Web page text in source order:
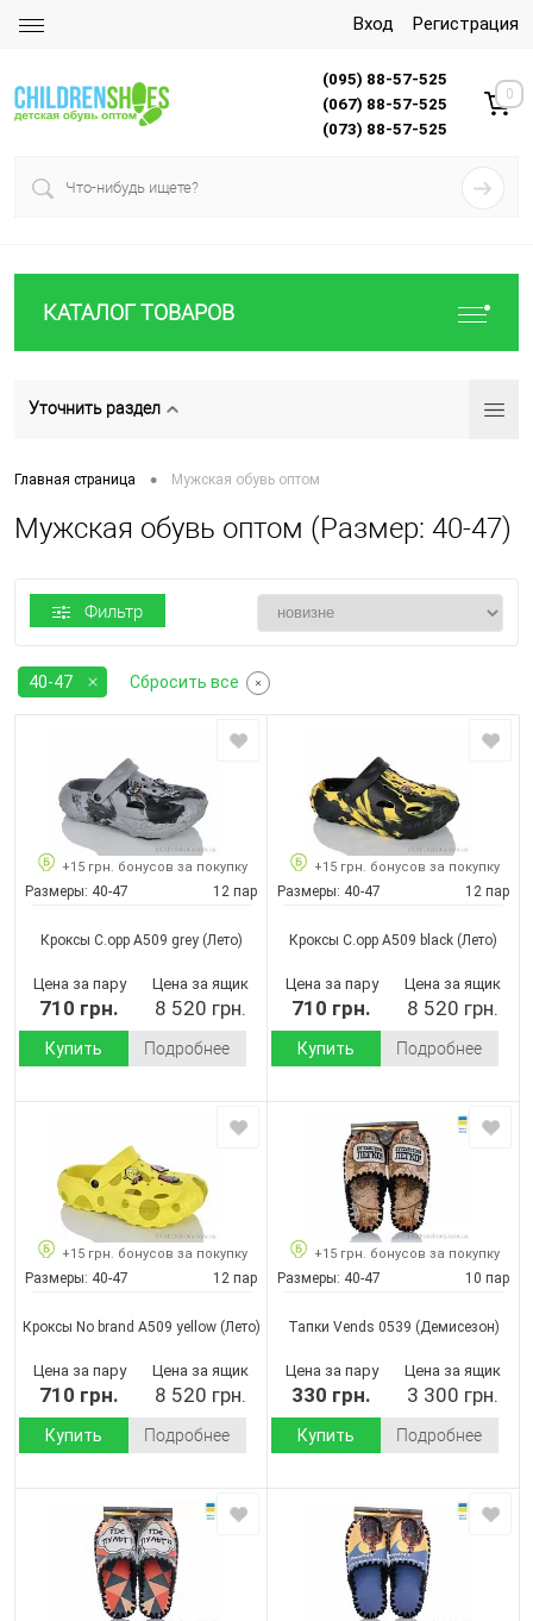
Вход Регистрация
(095) 88-57-525
(067) 88-57-525
(073) 88-57-525
0
КАТАЛОГ ТОВАРОВ
Уточнить раздел
Главная страница • Мужская обувь оптом
Мужская обувь оптом (Размер: 40-47)
Фильтр
40-47 Сбросить все
+15 грн. бонусов за покупку
Размеры: 40-47 12 пар
Кроксы C.opp A509 grey(Лето)
Цена за пару
710 грн.
Цена за ящик
8 520 грн.
Купить Подробнее
+15 грн. бонусов за покупку
Размеры: 40-47 12 пар
Кроксы C.opp A509 black (Лето)
Цена за пару
710 грн.
Цена за ящик
8 520 грн.
Купить Подробнее
+15 грн. бонусов за покупку
Размеры: 40-47 12 пар
Кроксы No brand A509 yellow(Лето)
Цена за пару
710 грн.
Цена за ящик
8 520 грн.
Купить Подробнее
+15 грн. бонусов за покупку
Размеры: 40-47 10 пар
Тапки Vends 0539 (Демисезон)
Цена за пару
330 грн.
Цена за ящик
3 300 грн.
Купить Подробнее